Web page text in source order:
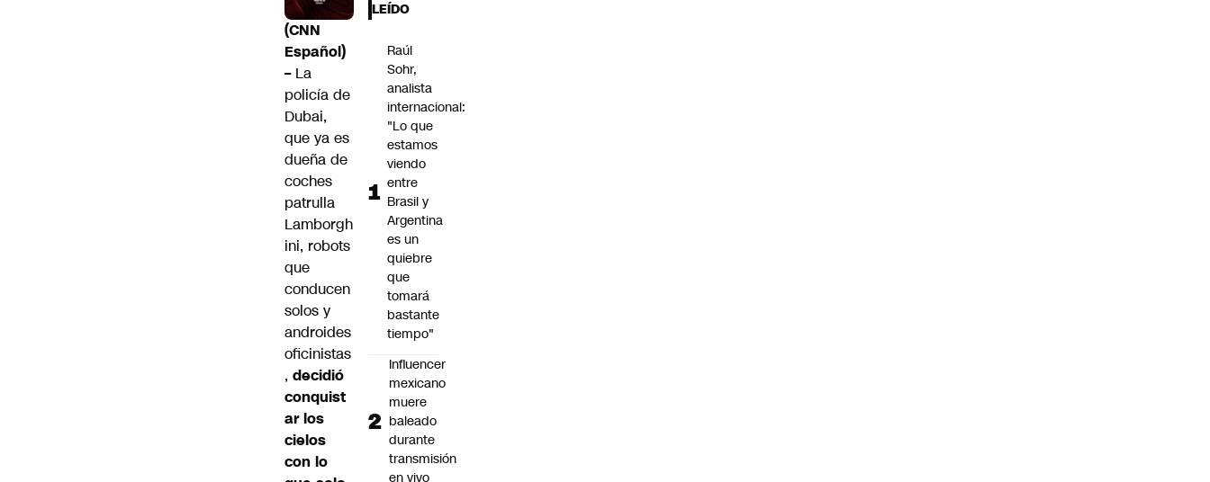
(CNN
Español)
–La
policía de
Dubai,
que ya es
dueña de
coches
patrulla
Lamborgh
ini, robots
que
conducen
solos y
androides
oficinistas
, decidió
conquist
ar los
cielos
con lo
LEÍDO
Raúl
Sohr,
analista
internacional:
"Lo que
estamos
viendo
entre
Brasil y
Argentina
es un
quiebre
que
tomará
bastante
tiempo"
Influencer
mexicano
muere
baleado
durante
transmisión
en vivo